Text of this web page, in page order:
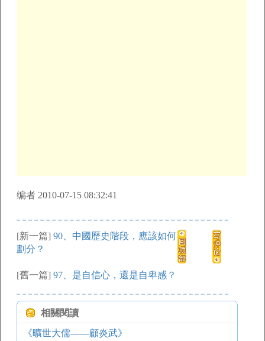
编者 2010-07-15 08:32:41
[新一篇] 90、中國歷史階段，應該如何
劃分？
[舊一篇] 97、是自信心，還是自卑感？
相關閱讀
《曠世大儒——顧炎武》